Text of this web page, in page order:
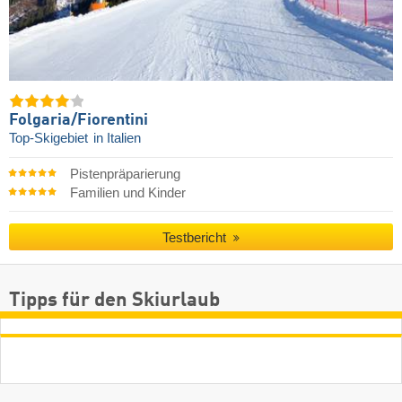
Folgaria/​Fiorentini
Top-Skigebiet in Italien
Pistenpräparierung
Familien und Kinder
Testbericht
Tipps für den Skiurlaub